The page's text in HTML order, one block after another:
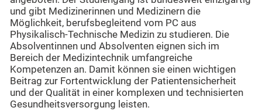
und gibt Medizinerinnen und Medizinern die
Möglichkeit, berufsbegleitend vom PC aus
Physikalisch-Technische Medizin zu studieren. Die
Absolventinnen und Absolventen eignen sich im
Bereich der Medizintechnik umfangreiche
Kompetenzen an. Damit können sie einen wichtigen
Beitrag zur Fortentwicklung der Patientensicherheit
und der Qualität in einer komplexen und technisierten
Gesundheitsversorgung leisten.